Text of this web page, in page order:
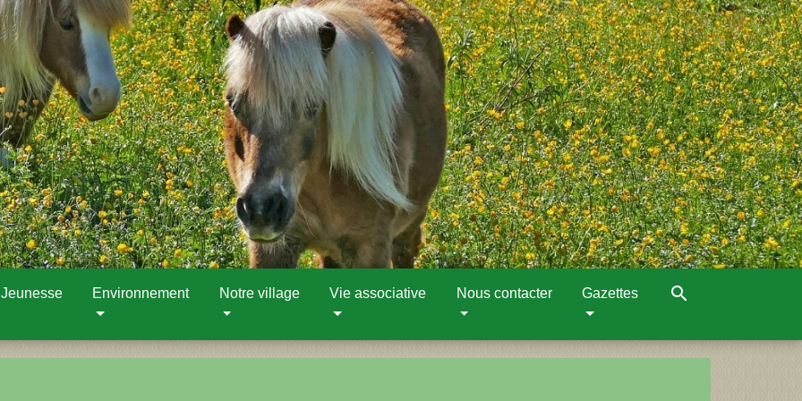
Environnement Notre village Vie associative Nous contacter Gazettes search